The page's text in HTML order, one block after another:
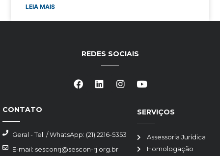
LEIA MAIS
SERVIÇOS
Assessoria Jurídica
Homologação
CONTATO
Geral - Tel. / WhatsApp: (21) 2216-5353
E-mail: sesconrj@sescon-rj.org.br
REDES SOCIAIS